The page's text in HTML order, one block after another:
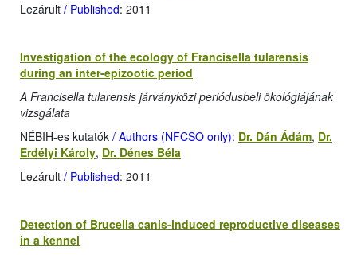
Lezárult / Published: 2011
Investigation of the ecology of Francisella tularensis
during an inter-epizootic period
A Francisella tularensis járványközi periódusbeli ökológiájának
vizsgálata
NÉBIH-es kutatók / Authors (NFCSO only): Dr. Dán Ádám, Dr.
Erdélyi Károly, Dr. Dénes Béla
Lezárult / Published: 2011
Detection of Brucella canis-induced reproductive diseases
in a kennel